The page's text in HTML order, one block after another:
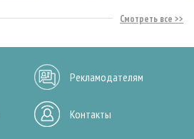
Смотреть все
Рекламодателям
Контакты